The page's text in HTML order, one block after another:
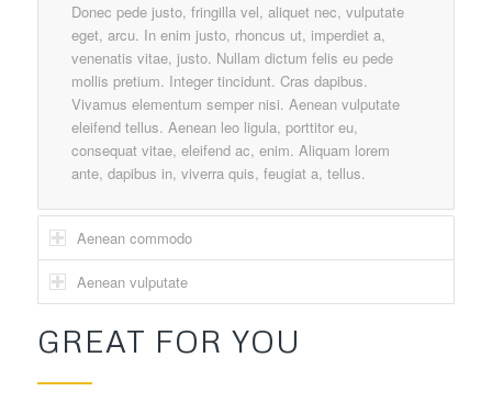
Donec pede justo, fringilla vel, aliquet nec, vulputate
eget, arcu. In enim justo, rhoncus ut, imperdiet a,
venenatis vitae, justo. Nullam dictum felis eu pede
mollis pretium. Integer tincidunt. Cras dapibus.
Vivamus elementum semper nisi. Aenean vulputate
eleifend tellus. Aenean leo ligula, porttitor eu,
consequat vitae, eleifend ac, enim. Aliquam lorem
ante, dapibus in, viverra quis, feugiat a, tellus.
Aenean commodo
Aenean vulputate
GREAT FOR YOU